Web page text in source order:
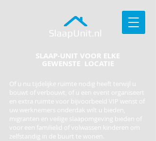
SlaapUnit.nl
Of u nu tijdelijke ruimte nodig heeft terwijl u
bouwt of verbouwt, of u een event organiseert
en extra ruimte voor bijvoorbeeld VIP wenst of
uw werknemers onderdak wilt u bieden,
migranten en veilige slaapomgeving bieden of
voor een familielid of volwassen kinderen om
zelfstandig in de buurt te wonen.
SLAAP-UNIT VOOR ELKE
GEWENSTE LOCATIE